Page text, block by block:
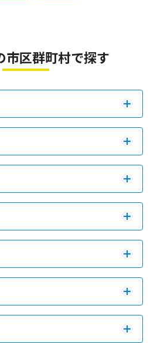
市区群町村で探す